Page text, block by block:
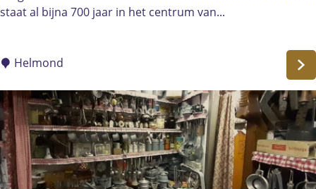
a
e
H
e
l
m
o
staat al bijna 700 jaar in het centrum van...
Helmond